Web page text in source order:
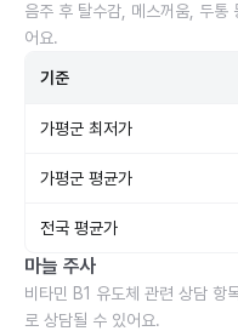
음주 후 탈수감, 메스꺼움, 두통
어요.
기준
가평군 최저가
가평군 평균가
전국 평균가
마늘 주사
비타민 B1 유도체 관련 상담 항
로 상담될 수 있어요.